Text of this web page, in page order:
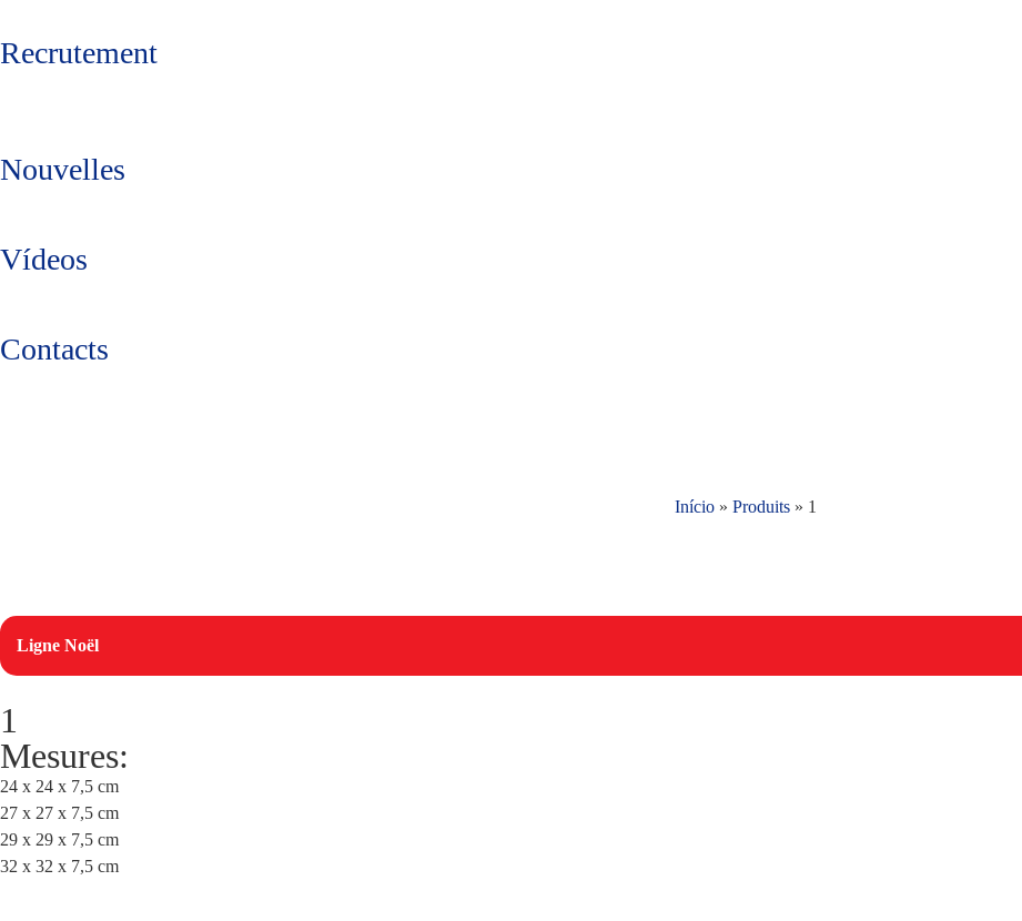
Recrutement
Nouvelles
Vídeos
Contacts
Início » Produits » 1
Ligne Noël
1
Mesures:
24 x 24 x 7,5 cm
27 x 27 x 7,5 cm
29 x 29 x 7,5 cm
32 x 32 x 7,5 cm